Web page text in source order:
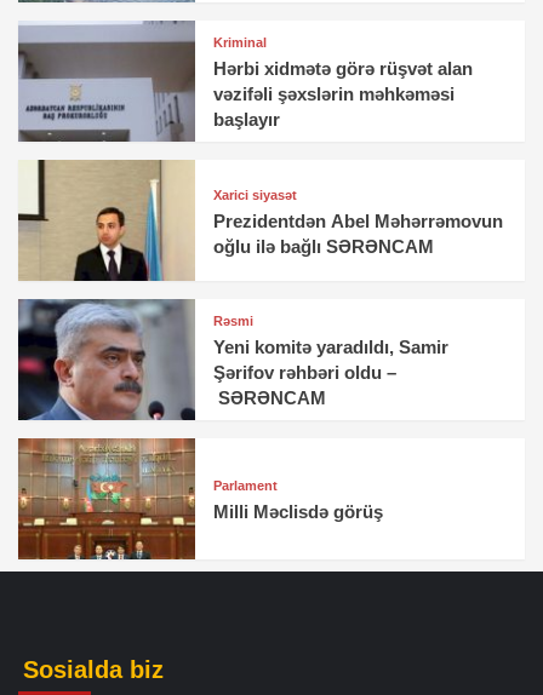
Kriminal
Hərbi xidmətə görə rüşvət alan
vəzifəli şəxslərin məhkəməsi
başlayır
Xarici siyasət
Prezidentdən Abel Məhərrəmovun
oğlu ilə bağlı SƏRƏNCAM
Rəsmi
Yeni komitə yaradıldı, Samir
Şərifov rəhbəri oldu –
SƏRƏNCAM
Parlament
Milli Məclisdə görüş
Sosialda biz